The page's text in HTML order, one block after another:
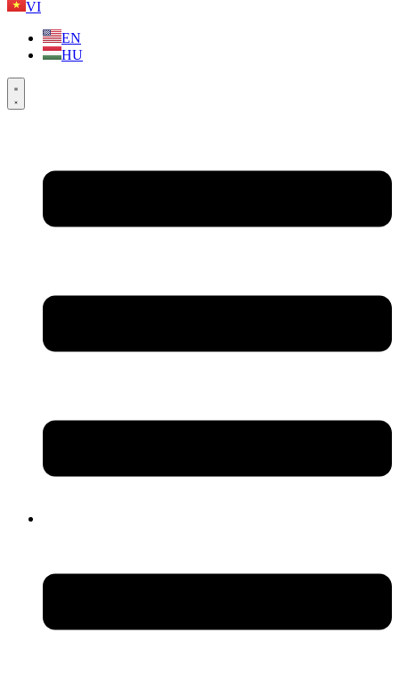
VI
EN
HU